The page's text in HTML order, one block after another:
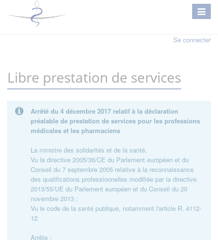
Se connecter
Libre prestation de services
Arrêté du 4 décembre 2017 relatif à la déclaration
préalable de prestation de services pour les professions
médicales et les pharmaciens
La ministre des solidarités et de la santé,
Vu la directive 2005/36/CE du Parlement européen et du
Conseil du 7 septembre 2005 relative à la reconnaissance
des qualifications professionnelles modifiée par la directive
2013/55/UE du Parlement européen et du Conseil du 20
novembre 2013 ;
Vu le code de la santé publique, notamment l'article R. 4112-
12
Arrête :